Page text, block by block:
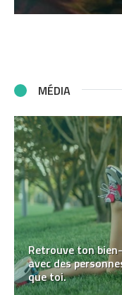
MÉDIA
Retrouve ton
avec des
que toi.